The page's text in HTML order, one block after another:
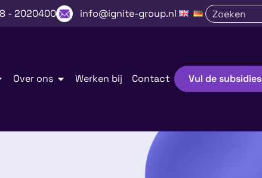
- 2020400 info@ignite-group.nl
Over ons Werken bij Contact Vul de